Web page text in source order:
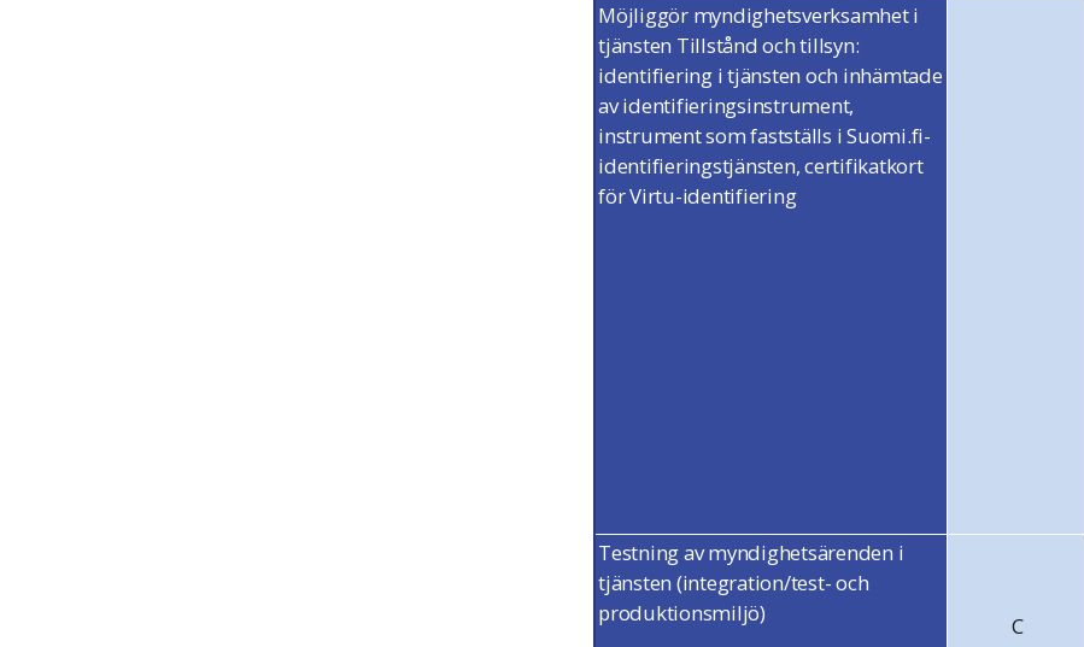
Möjliggör myndighetsverksamhet i
tjänsten Tillstånd och tillsyn:
identifiering i tjänsten och inhämtade
av identifieringsinstrument,
instrument som fastställs i Suomi.fi-
identifieringstjänsten,certifikatkort
för Virtu-identifiering
Testning av myndighetsärenden i
tjänsten (integration/test- och
produktionsmiljö)
C